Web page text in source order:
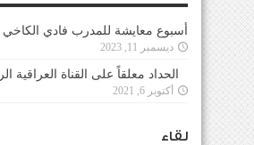
أسبوع معايشة للمدرب فادي
ديسمبر 11, 2023
الحداد معلقاً على القناة العراقية
أكتوبر 6, 2021
لقاء